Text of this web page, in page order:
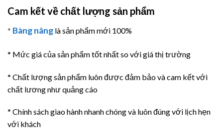
Cam kết về chất lượng sản phẩm
* Bàng nâng là sản phẩm mới 100%
* Mức giá của sản phẩm tốt nhất so với giá thị trường
* Chất lượng sản phẩm luôn được đảm bảo và cam kết với
chất lương như quảng cáo
* Chính sách giao hành nhanh chóng và luôn đúng với lịch hẹn
với khách